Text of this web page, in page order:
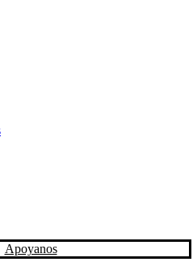
Apoyanos